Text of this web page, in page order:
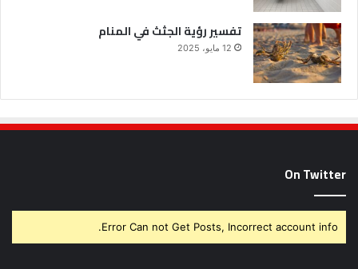
تفسير رؤية الجثث في المنام
12 مايو، 2025
On Twitter
Error Can not Get Posts, Incorrect account info.